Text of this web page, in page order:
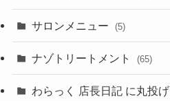
サロンメニュー (5)
ナゾトリートメント (65)
わらっく 店長日記 に丸投げ